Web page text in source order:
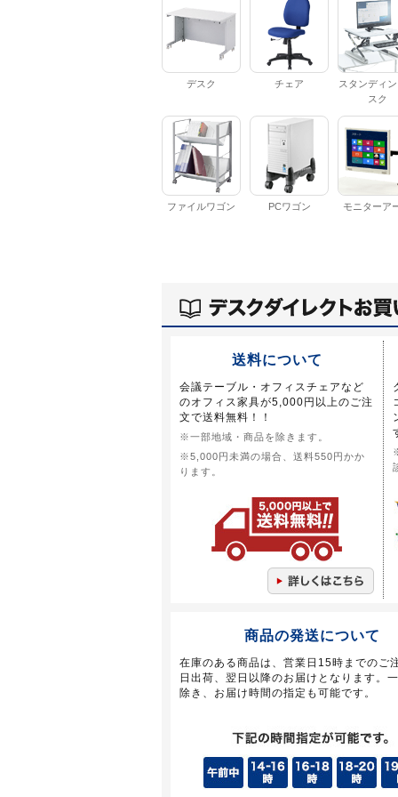
デスク チェア
スタンディ
スク
ファイルワゴン PCワゴン モニターア
送料について
会議テーブル・オフィスチェアなど
のオフィス家具が5,000円以上のご注
文で送料無料！！
※一部地域・商品を除きます。
※5,000円未満の場合、送料550円かか
ります。
商品の発送について
在庫のある商品は、営業日15時までのご
日出荷、翌日以降のお届けとなります。
除き、お届け時間の指定も可能です。